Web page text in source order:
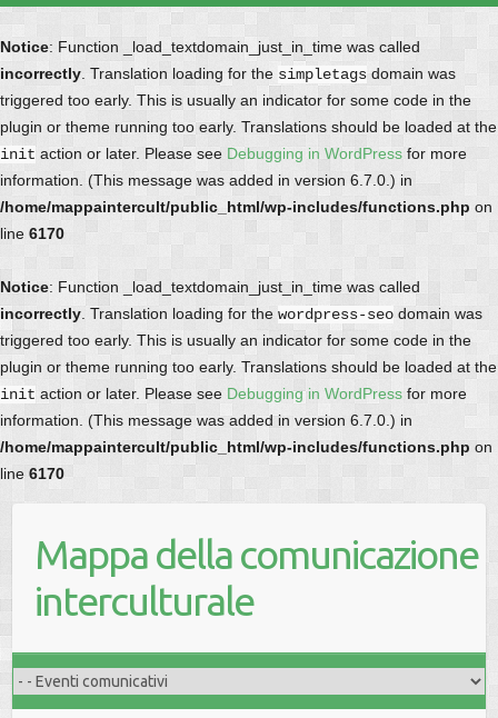
Notice: Function _load_textdomain_just_in_time was called
incorrectly . Translation loading for the simpletags domain was
triggered too early. This is usually an indicator for some code in the
plugin or theme running too early. Translations should be loaded at the
init action or later. Please see Debugging in WordPress for more
information. (This message was added in version 6.7.0.) in
/home/mappaintercult/public_html/wp-includes/functions.php on
line 6170
Notice: Function _load_textdomain_just_in_time was called
incorrectly . Translation loading for the wordpress-seo domain was
triggered too early. This is usually an indicator for some code in the
plugin or theme running too early. Translations should be loaded at the
init action or later. Please see Debugging in WordPress for more
information. (This message was added in version 6.7.0.) in
/home/mappaintercult/public_html/wp-includes/functions.php on
line 6170
Mappa della comunicazione
interculturale